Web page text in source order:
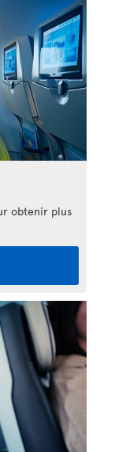
obtenir plus